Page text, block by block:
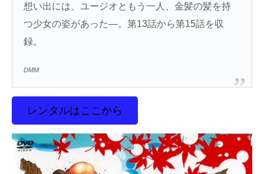
想い出には、ユージオともう一人、金髪の髪を持
つ少女の姿があった―。第13話から第15話を収
録。
DMM
レンタルはここから